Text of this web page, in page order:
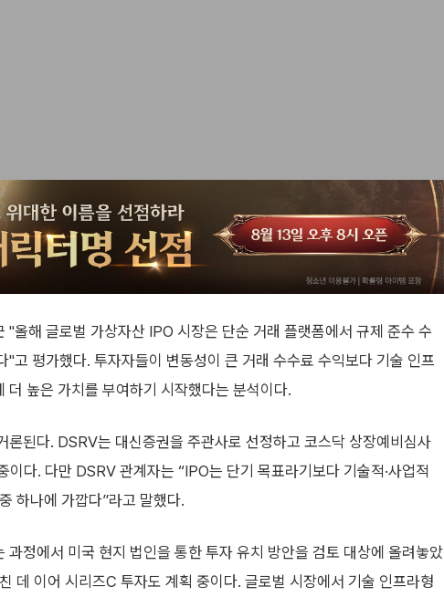
올해 글로벌 가상자산 IPO 시장은 단순 거래 플랫폼에서 규제 준수 수
고 평가했다. 투자자들이 변동성이 큰 거래 수수료 수익보다 기술 인프
높은 가치를 부여하기 시작했다는 분석이다.
론된다. DSRV는 대신증권을 주관사로 선정하고 코스닥 상장예비심사
다. 다만 DSRV 관계자는 “IPO는 단기 목표라기보다 기술적·사업적
하나에 가깝다”라고 말했다.
정에서 미국 현지 법인을 통한 투자 유치 방안을 검토 대상에 올려놓았
데 이어 시리즈C 투자도 계획 중이다. 글로벌 시장에서 기술 인프라형